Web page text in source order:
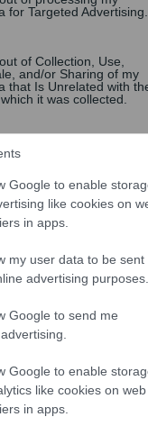
for Targeted Advertising.
of Collection, Use,
and/or Sharing of my
that Is Unrelated with
it was collected.
Google to enable
like cookies on
in apps.
my user data to be sent
advertising purposes.
Google to send me
Google to enable
like cookies on
in apps.
για τις